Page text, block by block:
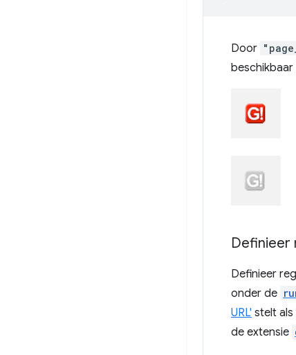
Door
Definieer
Definieer
onder de
URL' stelt
de extensie